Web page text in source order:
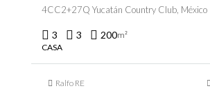
4CC2+27Q Yucatán Country Club, México
3 3 200m²
CASA
Ralfo RE